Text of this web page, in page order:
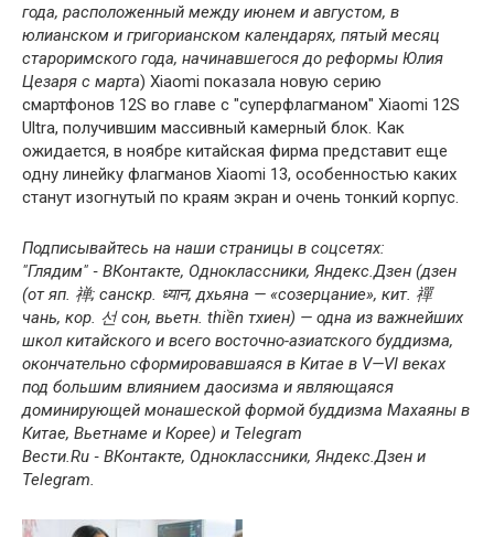
года, расположенный между июнем и августом, в
юлианском и григорианском календарях, пятый месяц
староримского года, начинавшегося до реформы Юлия
Цезаря с марта) Xiaomi показала новую серию
смартфонов 12S во главе с "суперфлагманом" Xiaomi 12S
Ultra, получившим массивный камерный блок. Как
ожидается, в ноябре китайская фирма представит еще
одну линейку флагманов Xiaomi 13, особенностью каких
станут изогнутый по краям экран и очень тонкий корпус.
Подписывайтесь на наши страницы в соцсетях:
"Глядим" ‐ ВКонтакте, Одноклассники, Яндекс.Дзен (дзен
(от яп. 禅; санскр. ध्यान, дхьяна — «созерцание», кит. 禪
чань, кор. 선 сон, вьетн. thiền тхиен) — одна из важнейших
школ китайского и всего восточно-азиатского буддизма,
окончательно сформировавшаяся в Китае в V—VI веках
под большим влиянием даосизма и являющаяся
доминирующей монашеской формой буддизма Махаяны в
Китае, Вьетнаме и Корее) и Telegram
Вести.Ru ‐ ВКонтакте, Одноклассники, Яндекс.Дзен и
Telegram.